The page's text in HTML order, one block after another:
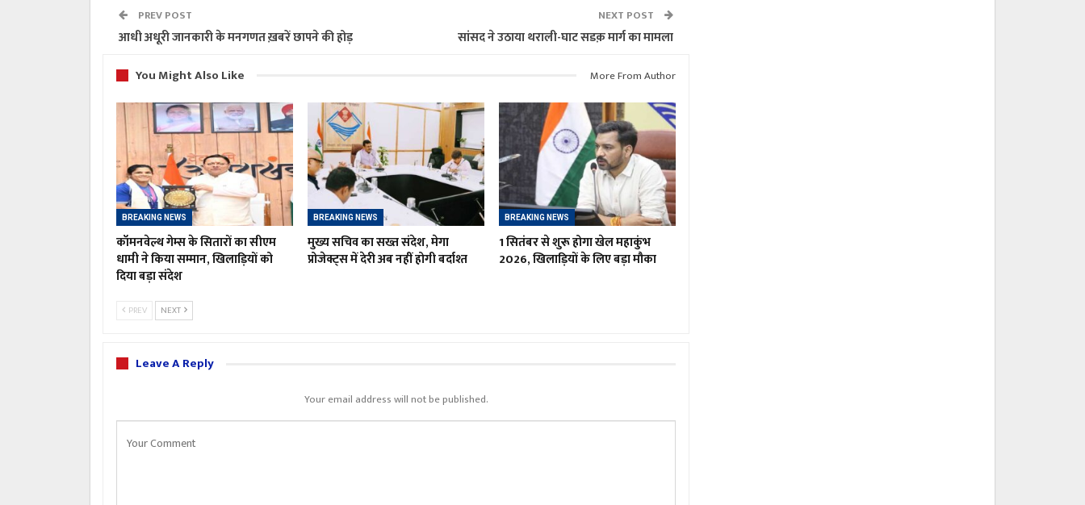
PREV POST
आधी अधूरी जानकारी के मनगणत ख़बरें छापने की होड़
NEXT POST
सांसद ने उठाया थराली-घाट सडक़ मार्ग का मामला
You Might Also Like
More From Author
BREAKING NEWS
कॉमनवेल्थ गेम्स के सितारों का सीएम
धामी ने किया सम्मान, खिलाड़ियों को
दिया बड़ा संदेश
BREAKING NEWS
मुख्य सचिव का सख्त संदेश, मेगा
प्रोजेक्ट्स में देरी अब नहीं होगी बर्दाश्त
BREAKING NEWS
1 सितंबर से शुरू होगा खेल महाकुंभ
2026, खिलाड़ियों के लिए बड़ा मौका
PREV NEXT
Leave A Reply
Your email address will not be published.